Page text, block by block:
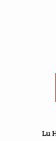
Lu